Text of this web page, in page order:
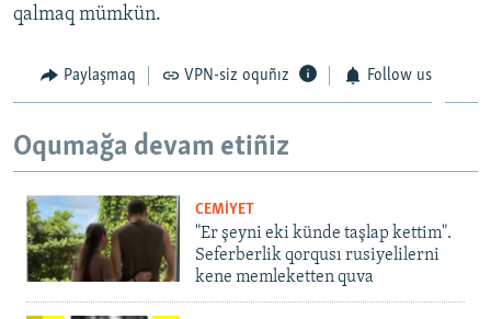
qalmaq mümkün.
Paylaşmaq VPN-siz oquñız Follow us
Oqumağa devam etiñiz
CEMİYET
"Er şeyni eki künde taşlap kettim".
Seferberlik qorqusı rusiyelilerni
kene memleketten quva